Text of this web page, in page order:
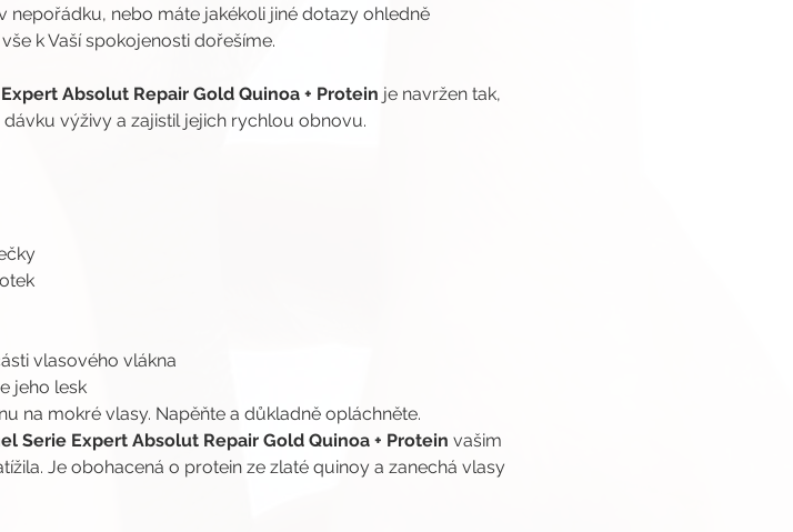
nepořádku, nebo máte jakékoli jiné dotazy ohledně
vše k Vaší spokojenosti dořešíme.
Absolut Repair Gold Quinoa + Protein je navržen tak,
výživy a zajistil jejich rychlou obnovu.
vlasového vlákna
jeho lesk
na mokré vlasy. Napěňte a důkladně opláchněte.
Serie Expert Absolut Repair Gold Quinoa + Protein vašim
Je obohacená o protein ze zlaté quinoy a zanechá vlasy